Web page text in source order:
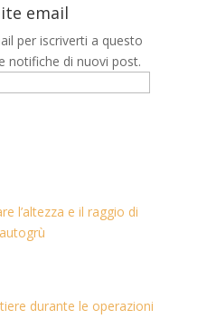
email
per iscriverti a questo
notifiche di nuovi post.
l’altezza e il raggio di
durante le operazioni